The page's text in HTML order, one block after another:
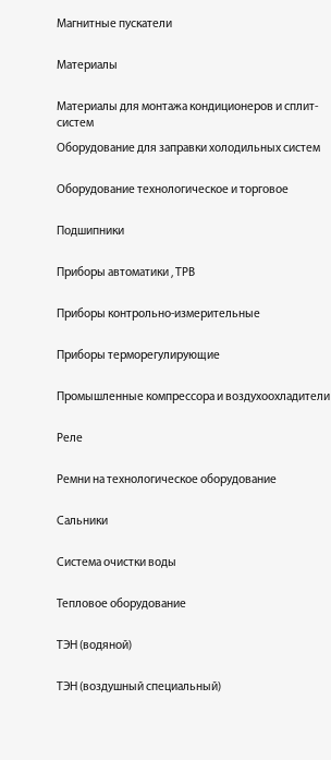
Магнитные пускатели
Материалы
Материалы для монтажа кондиционеров и сплит-
систем
Оборудование для заправки холодильных систем
Оборудование технологическое и торговое
Подшипники
Приборы автоматики , ТРВ
Приборы контрольно-измерительные
Приборы терморегулирующие
Промышленные компрессора и воздухоохладители
Реле
Ремни на технологическое оборудование
Сальники
Система очистки воды
Тепловое оборудование
ТЭН (водяной)
ТЭН (воздушный специальный)